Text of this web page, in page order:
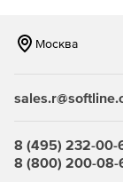
также
Защита
облачных
Москва
8 (495) 232-00-
8 (800) 200-08-